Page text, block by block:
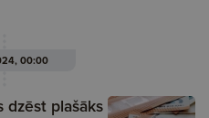
00:00
dzēst plašāks